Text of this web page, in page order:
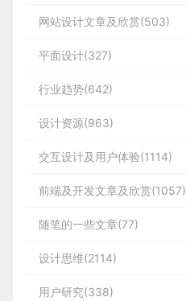
网站设计文章及欣赏(503)
平面设计(327)
行业趋势(642)
设计资源(963)
交互设计及用户体验(1114)
前端及开发文章及欣赏(1057)
随笔的一些文章(77)
设计思维(2114)
用户研究(338)